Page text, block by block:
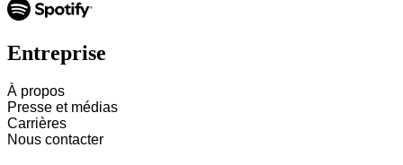
Entreprise
À propos
Presse et médias
Carrières
Nous contacter